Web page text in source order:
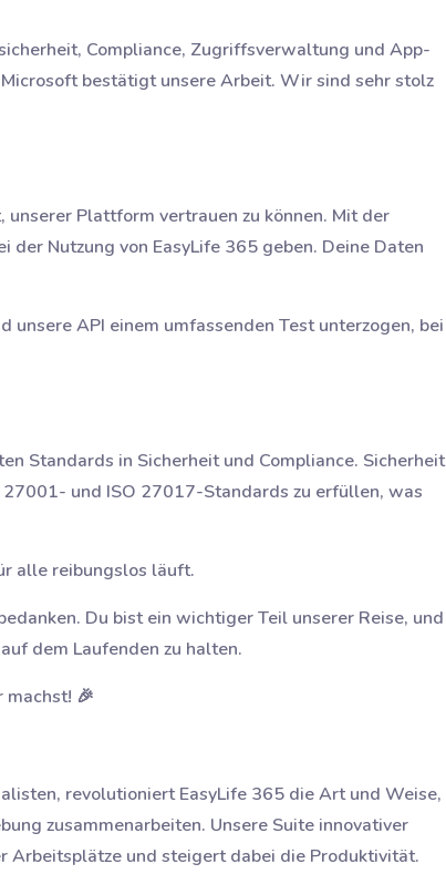
Compliance, Zugriffsverwaltung und App-
bestätigt unsere Arbeit. Wir sind sehr stolz
Plattform vertrauen zu können. Mit der
Nutzung von EasyLife 365 geben. Deine Daten
unsere API einem umfassenden Test unterzogen, bei
Standards in Sicherheit und Compliance. Sicherheit
und ISO 27017-Standards zu erfüllen, was
alle reibungslos läuft.
Du bist ein wichtiger Teil unserer Reise, und
dem Laufenden zu halten.
machst! 🎉
revolutioniert EasyLife 365 die Art und Weise,
zusammenarbeiten. Unsere Suite innovativer
Arbeitsplätze und steigert dabei die Produktivität.